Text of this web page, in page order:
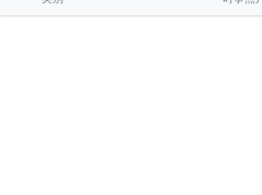
编辑部: (028) 39294092 - 转 060